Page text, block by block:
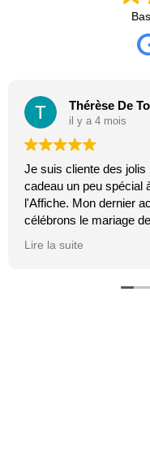
Thérèse De
il y a 4 mois
Je suis cliente des
cadeau un peu spécial
l'Affiche. Mon dernier
célébrons le mariage
Lire la suite